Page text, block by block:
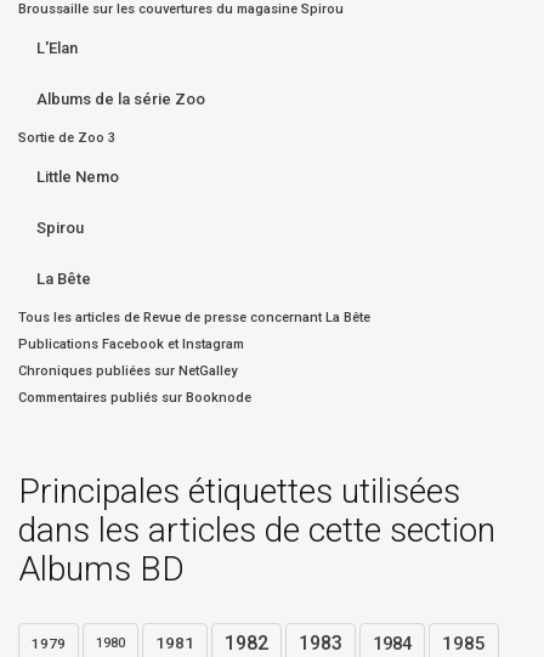
Broussaille sur les couvertures du magasine Spirou
L'Elan
Albums de la série Zoo
Sortie de Zoo 3
Little Nemo
Spirou
La Bête
Tous les articles de Revue de presse concernant La Bête
Publications Facebook et Instagram
Chroniques publiées sur NetGalley
Commentaires publiés sur Booknode
Principales étiquettes utilisées
dans les articles de cette section
Albums BD
1979 1980 1981 1982 1983 1984 1985